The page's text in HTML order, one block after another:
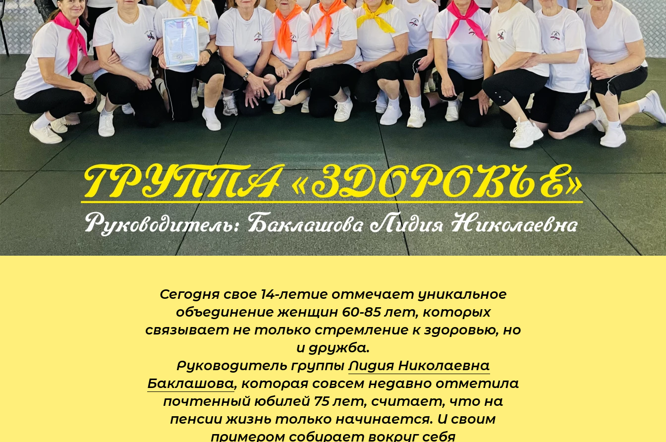
Сегодня свое 14-летие отмечает уникальное
объединение женщин 60-85 лет, которых
связывает не только стремление к здоровью, но
и дружба.
Руководитель группыЛидия Николаевна
Баклашова, которая совсем недавно отметила
почтенный юбилей 75 лет, считает, что на
пенсии жизнь только начинается. И своим
примером собирает вокруг себя